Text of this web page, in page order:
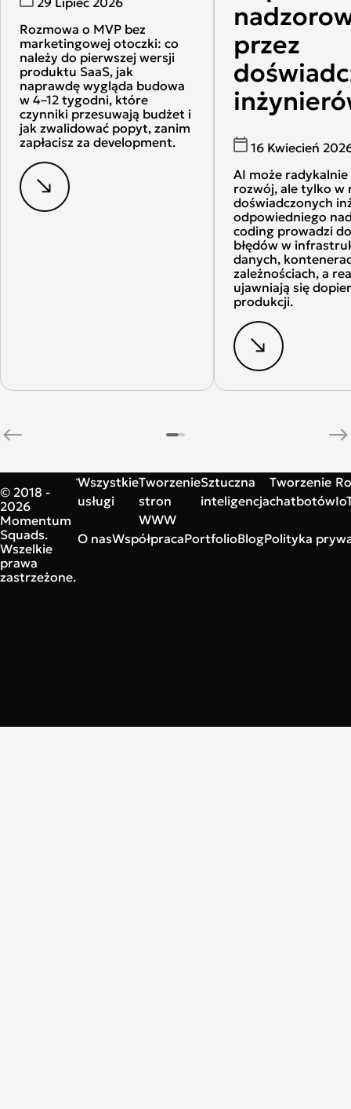
Rozmowa o MVP bez
marketingowej otoczki: co
należy do pierwszej wersji
produktu SaaS, jak
naprawdę wygląda budowa
w 4–12 tygodni, które
czynniki przesuwają budżet i
jak zwalidować popyt, zanim
zapłacisz za development.
przez
16 Kwiecień
AI może
rozwój, ale tylko w
doświadczonych
odpowiedniego
coding prowadzi
błędów w
danych,
zależnościach, a
ujawniają się
produkcji.
© 2018 -
2026
Momentum
Squads.
Wszelkie
prawa
zastrzeżone.
Wszystkie
usługi
Tworzenie
stron
WWW
Sztuczna
inteligencja
Tworzenie
chatbotów
O nasWspółpracaPortfolioBlogPolityka